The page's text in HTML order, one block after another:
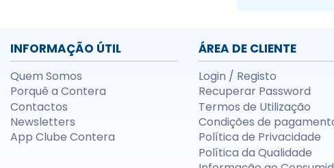
INFORMAÇÃO ÚTIL
Quem Somos
Porquê a Contera
Contactos
Newsletters
App Clube Contera
ÁREA DE CLIENTE
Login / Registo
Recuperar Password
Termos de Utilização
Condições de
Política de Privacidade
Política da Qualidade